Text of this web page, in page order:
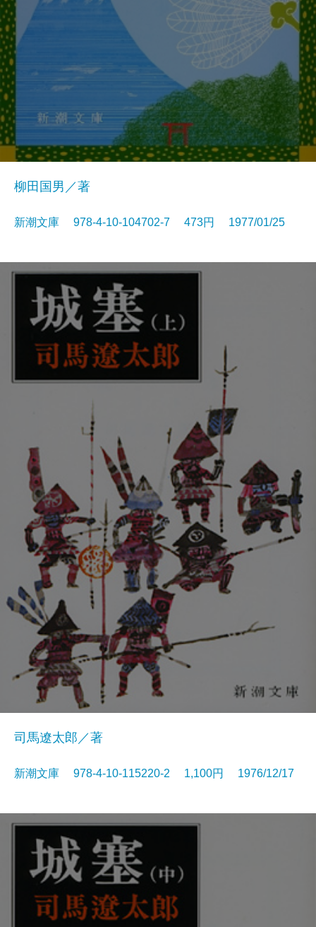
柳田国男／著
新潮文庫 978-4-10-104702-7 473円 1977/01/25
司馬遼太郎／著
新潮文庫 978-4-10-115220-2 1,100円 1976/12/17